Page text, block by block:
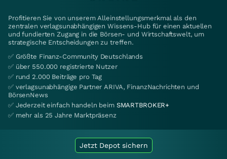
Profitieren Sie von unserem Alleinstellungsmerkmal als den
zentralen verlagsunabhängigen Wissens-Hub für einen aktuellen
und fundierten Zugang in die Börsen- und Wirtschaftswelt, um
strategische Entscheidungen zu treffen.
✅ Größte Finanz-Community Deutschlands
✅ über 550.000 registrierte Nutzer
✅ rund 2.000 Beiträge pro Tag
✅ verlagsunabhängige Partner ARIVA, FinanzNachrichten und
BörsenNews
✅ Jederzeit einfach handeln beim SMARTBROKER+
✅ mehr als 25 Jahre Marktpräsenz
Jetzt Depot sichern